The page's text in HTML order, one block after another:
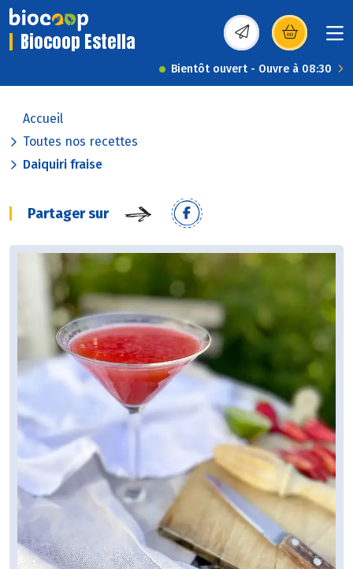
Biocoop Estella (s’ouvre dans une
Bientôt ouvert - Ouvre à 08:30
Accueil
Toutes nos recettes
Daiquiri fraise
Partager sur